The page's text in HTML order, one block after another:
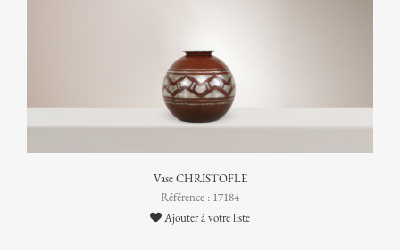
Vase CHRISTOFLE
Référence : 17184
Ajouter à votre liste